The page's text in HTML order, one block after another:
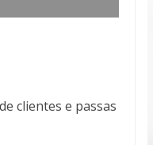
clientes e passas